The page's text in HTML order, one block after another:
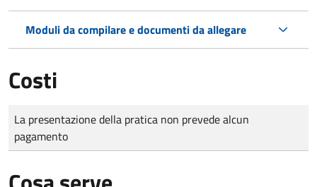
Moduli da compilare e documenti da allegare
Costi
Tipo di pagamento
Importo
La presentazione della pratica non prevede alcun
pagamento